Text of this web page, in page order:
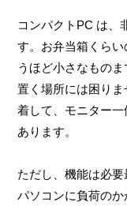
コンパクトPC は、
す。お弁当箱くら
うほど小さなもの
置く場所には困り
着して、モニター
あります。
ただし、機能は必要
パソコンに負荷の